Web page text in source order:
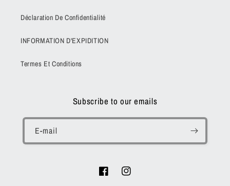
Déclaration De Confidentialité
INFORMATION D'EXPIDITION
Termes Et Conditions
Subscribe to our emails
E-mail
FacebookInstagram